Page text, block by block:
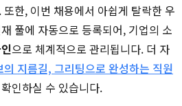
한, 이번 채용에서 아쉽게 탈락한 우
풀에 자동으로 등록되어, 기업의 소
으로 체계적으로 관리됩니다. 더 자
지름길, 그리팅으로 완성하는 직원
인하실 수 있습니다.